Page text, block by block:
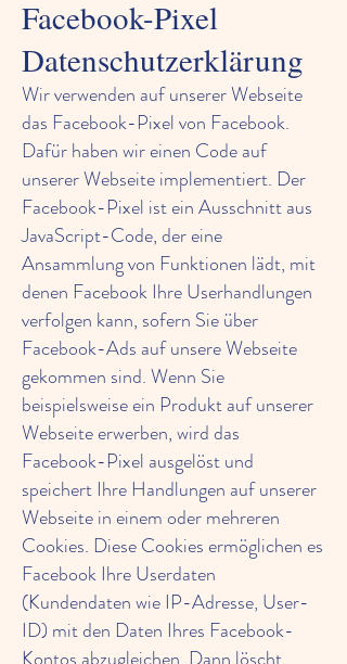
Facebook-Pixel
Datenschutzerklärung
Wir verwenden auf unserer Webseite
das Facebook-Pixel von Facebook.
Dafür haben wir einen Code auf
unserer Webseite implementiert. Der
Facebook-Pixel ist ein Ausschnitt aus
JavaScript-Code, der eine
Ansammlung von Funktionen lädt, mit
denen Facebook Ihre Userhandlungen
verfolgen kann, sofern Sie über
Facebook-Ads auf unsere Webseite
gekommen sind. Wenn Sie
beispielsweise ein Produkt auf unserer
Webseite erwerben, wird das
Facebook-Pixel ausgelöst und
speichert Ihre Handlungen auf unserer
Webseite in einem oder mehreren
Cookies. Diese Cookies ermöglichen es
Facebook Ihre Userdaten
(Kundendaten wie IP-Adresse, User-
ID) mit den Daten Ihres Facebook-